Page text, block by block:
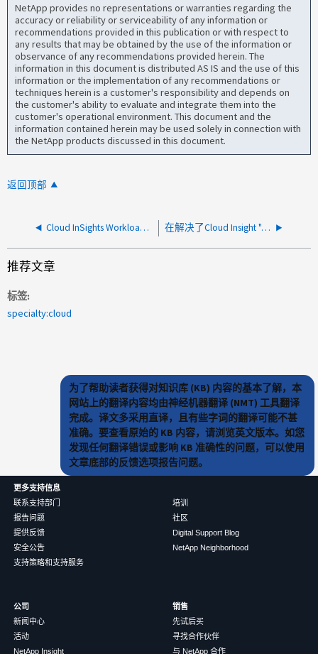
NetApp provides no representations or warranties regarding the
accuracy or reliability or serviceability of any information or
recommendations provided in this publication or with respect to
any results that may be obtained by the use of the information or
observance of any recommendations provided herein. The
information in this document is distributed AS IS and the use of this
information or the implementation of any recommendations or
techniques herein is a customer's responsibility and depends on
the customer's ability to evaluate and integrate them into the
customer's operational environment. This document and the
information contained herein may be used solely in connection with
the NetApp products discussed in this document.
返回顶部
Cloud InSights Workload Security 代理状态显示从后端升级后未连接 在解决了Cloud Insight "API访问令牌即将过期"警报之后、此警报将显示为"活动"
推荐文章
标签
specialty:cloud
为了帮助读者获得对知识库 (KB) 内容的基本了解，本
网站上的翻译内容均由神经机器翻译 (NMT) 工具翻译
完成。译文多采用直译，且有些字词的翻译可能不甚
准确。要查看原始的 KB 内容，请浏览英文版本。如您
发现任何翻译错误或影响 KB 准确性的问题，可以使用
文章底部的反馈选项报告问题。
更多支持信息
联系支持部门
报告问题
提供反馈
安全公告
支持策略和支持服务
培训
社区
Digital Support Blog
NetApp Neighborhood
公司
新闻中心
活动
NetApp Insight
销售
先试后买
寻找合作伙伴
与 NetApp 合作